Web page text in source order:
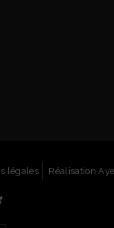
légales Réalisation